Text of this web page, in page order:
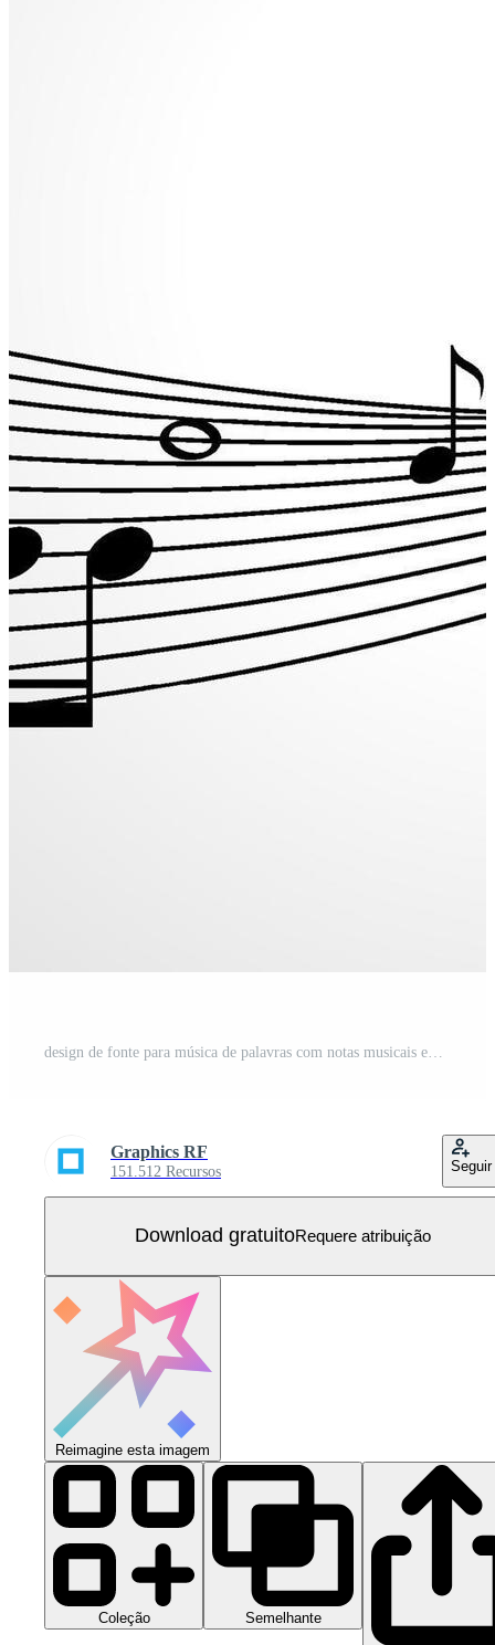
Graphics RF
151.512 Recursos Seguir
Download gratuitoRequere atribuição
Reimagine esta imagem
Coleção Semelhante